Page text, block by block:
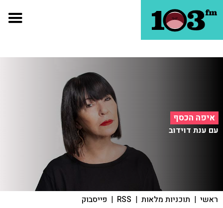
איפה הכסף
עם ענת דוידוב
ראשי | תוכניות מלאות |
RSS
| פייסבוק